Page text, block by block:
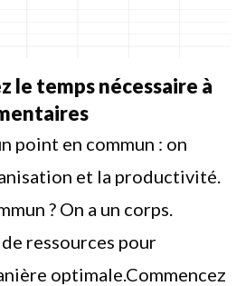
le temps nécessaire à
point en commun : on
et la productivité.
? On a un corps.
ressources pour
optimale.Commencez